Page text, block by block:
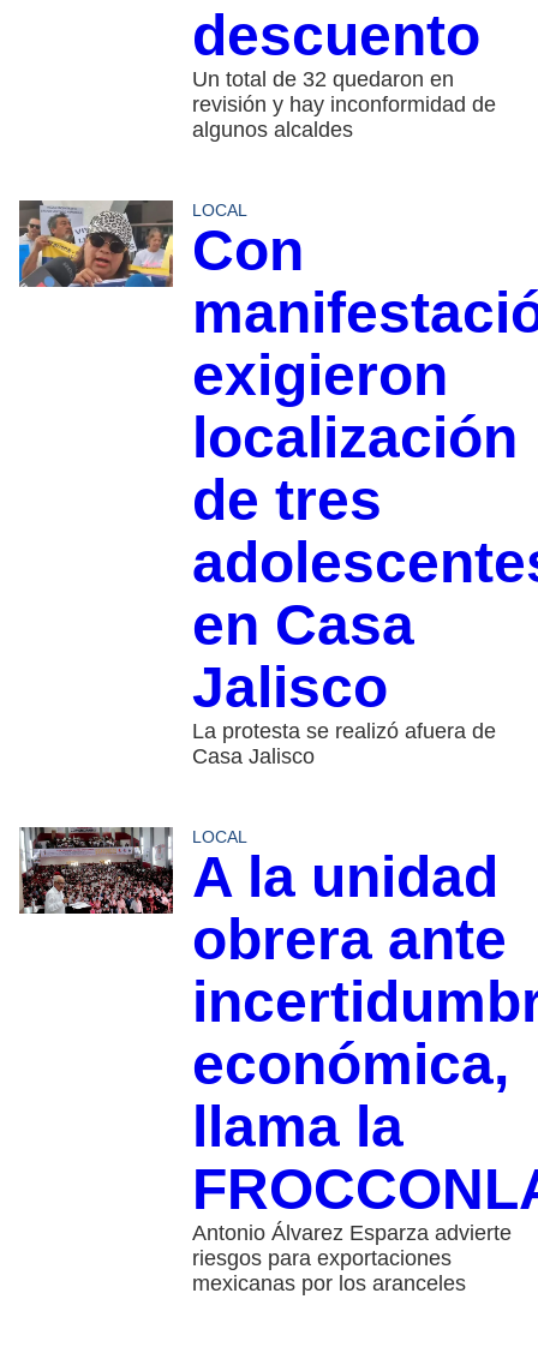
descuento
Un total de 32 quedaron en
revisión y hay inconformidad de
algunos alcaldes
LOCAL
Con
exigieron
localización
de tres
en Casa
Jalisco
La protesta se realizó afuera de
Casa Jalisco
LOCAL
A la unidad
obrera ante
económica,
llama la
Antonio Álvarez Esparza advierte
riesgos para exportaciones
mexicanas por los aranceles